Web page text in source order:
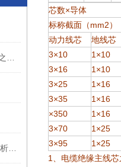
芯数×导体
标称截面（mm2）
动力线芯
地线芯
3×10
1×10
3×16
1×10
3×25
1×16
3×35
1×16
×350
1×16
3×70
1×25
3×95
1×25
1、电缆绝缘主线